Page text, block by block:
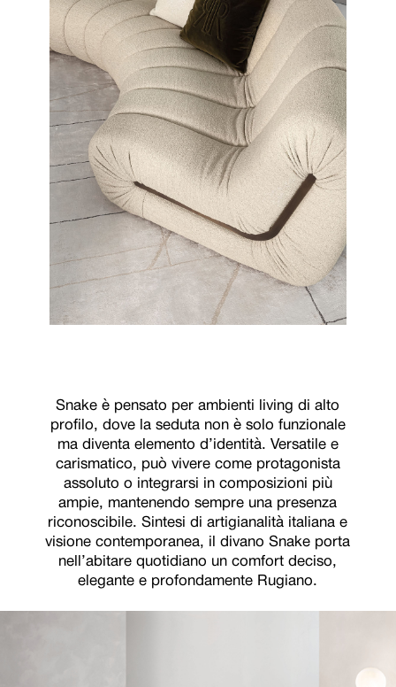
Snake è pensato per ambienti living di alto
profilo, dove la seduta non è solo funzionale
ma diventa elemento d’identità. Versatile e
carismatico, può vivere come protagonista
assoluto o integrarsi in composizioni più
ampie, mantenendo sempre una presenza
riconoscibile. Sintesi di artigianalità italiana e
visione contemporanea, il divano Snake porta
nell’abitare quotidiano un comfort deciso,
elegante e profondamente Rugiano.